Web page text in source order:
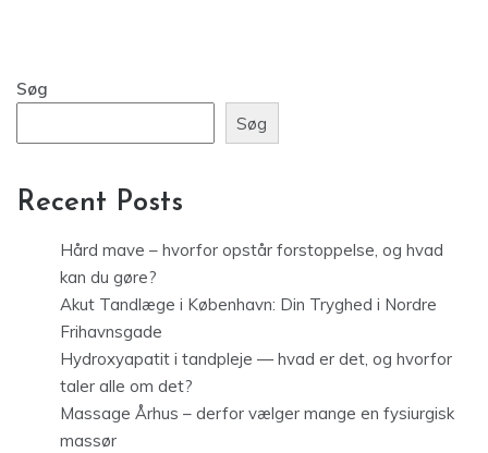
Søg
Søg
Recent Posts
Hård mave – hvorfor opstår forstoppelse, og hvad
kan du gøre?
Akut Tandlæge i København: Din Tryghed i Nordre
Frihavnsgade
Hydroxyapatit i tandpleje — hvad er det, og hvorfor
taler alle om det?
Massage Århus – derfor vælger mange en fysiurgisk
massør